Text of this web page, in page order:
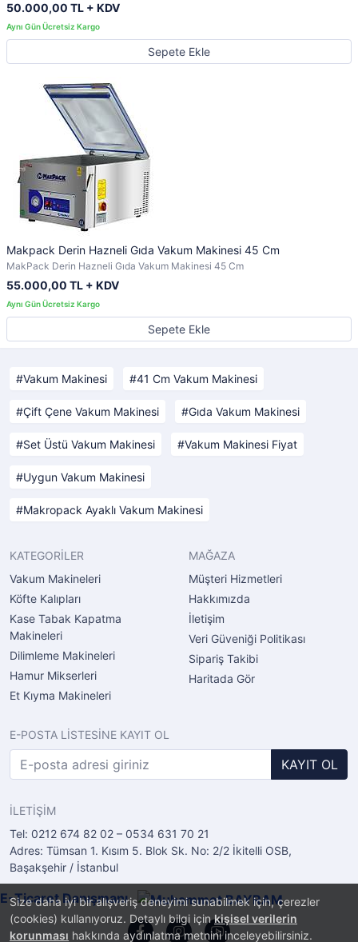
Size daha iyi bir alışveriş deneyimi sunabilmek için, çerezler
(cookies) kullanıyoruz. Detaylı bilgi içinkişisel verilerin
korunması hakkında aydınlatma metnini inceleyebilirsiniz.
50.000,00 TL + KDV
Sepete Ekle
Makpack Derin Hazneli Gıda Vakum Makinesi 45 Cm
MakPack Derin Hazneli Gıda Vakum Makinesi 45 Cm
55.000,00 TL + KDV
Sepete Ekle
Vakum Makinesi 41 Cm Vakum Makinesi
Çift Çene Vakum Makinesi Gıda Vakum Makinesi
Set Üstü Vakum Makinesi Vakum Makinesi Fiyat
Uygun Vakum Makinesi
Makropack Ayaklı Vakum Makinesi
KATEGORİLER
Vakum Makineleri
Köfte Kalıpları
Kase Tabak Kapatma
Makineleri
Dilimleme Makineleri
Hamur Mikserleri
Et Kıyma Makineleri
MAĞAZA
Müşteri Hizmetleri
Hakkımızda
İletişim
Veri Güveniği Politikası
Sipariş Takibi
Haritada Gör
E-POSTA LİSTESİNE KAYIT OL
KAYIT OL
İLETİŞİM
Tel: 0212 674 82 02 – 0534 631 70 21
Adres: Tümsan 1. Kısım 5. Blok Sk. No: 2/2 İkitelli OSB,
Başakşehir / İstanbul
E-Ticaret Danışmanı